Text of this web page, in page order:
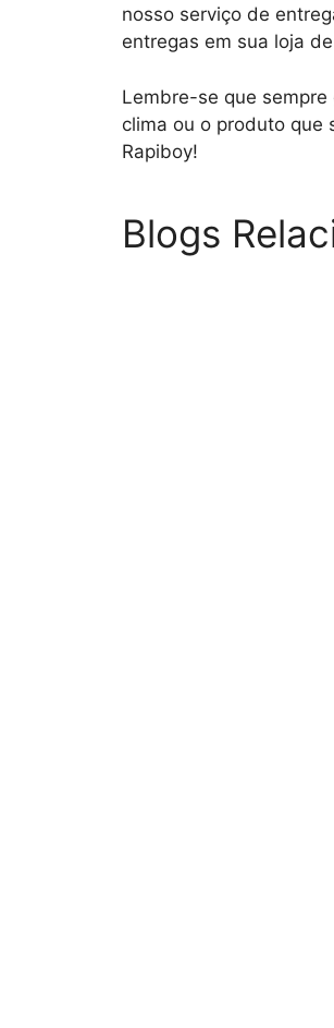
nosso serviço de
entregas em sua loja
Lembre-se que
clima ou o produto que
Rapiboy!
Blogs